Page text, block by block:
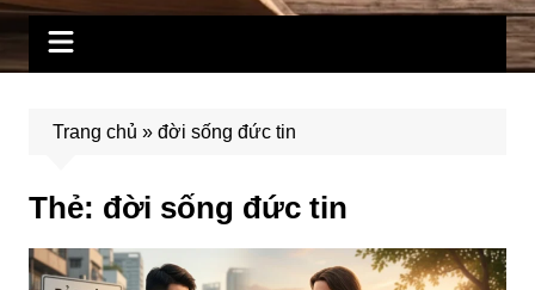
Trang chủ » đời sống đức tin
Thẻ: đời sống đức tin